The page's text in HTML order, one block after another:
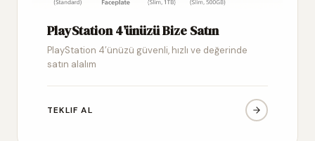
PlayStation 4’ünüzü Bize Satın
PlayStation 4’ünüzü güvenli, hızlı ve değerinde
satın alalım
TEKLIF AL